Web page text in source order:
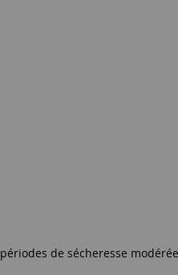
de sécheresse